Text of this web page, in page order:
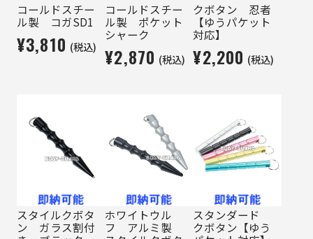
コールドスチー
ル製 コガSD1
¥3,810 (税込)
コールドスチー
ル製 ポケット
シャーク
¥2,870 (税込)
クボタン 忍者
【ゆうパケット
対応】
¥2,200 (税込)
スタイルクボタ
ン ガラス割付
ホワイトウル
フ アルミ製
スタンダード
クボタン【ゆう